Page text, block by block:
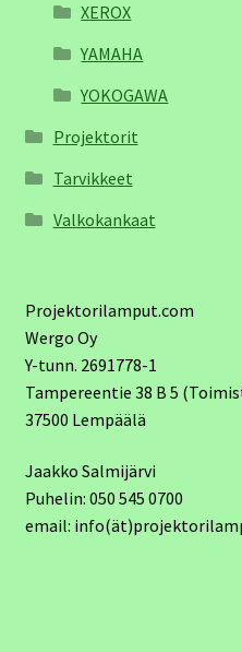
XEROX
YAMAHA
YOKOGAWA
Projektorit
Tarvikkeet
Valkokankaat
Projektorilamput.com
Wergo Oy
Y-tunn. 2691778-1
Tampereentie 38 B 5
37500 Lempäälä
Jaakko Salmijärvi
Puhelin: 050 545 0700
email: